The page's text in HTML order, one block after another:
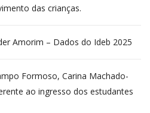
das crianças.
Amorim – Dados do Ideb 2025
Formoso, Carina Machado-
ao ingresso dos estudantes